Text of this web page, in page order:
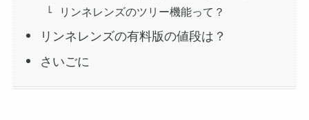
リンネレンズのツリー機能って？
リンネレンズの有料版の値段は？
さいごに